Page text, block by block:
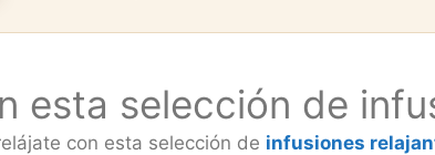
esta selección de
con esta selección de infusiones